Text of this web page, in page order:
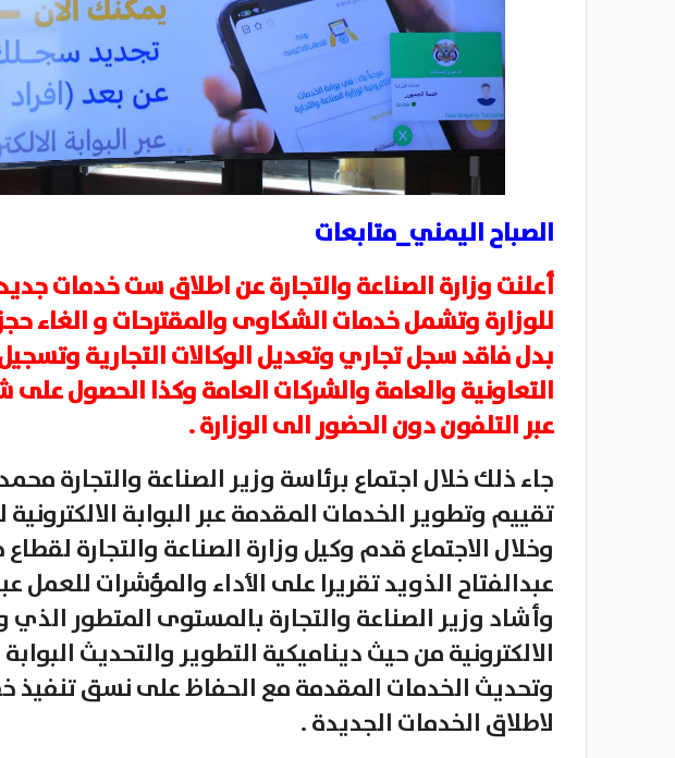
الصباح اليمني_متابعات
أعلنت وزارة الصناعة والتجارة عن اطلاق ست خدمات جديدة
للوزارة وتشمل خدمات الشكاوى والمقترحات و الغاء
بدل فاقد سجل تجاري وتعديل الوكالات التجارية
التعاونية والعامة والشركات العامة وكذا الحصول
عبر التلفون دون الحضور الى الوزارة .
جاء ذلك خلال اجتماع برئاسة وزير الصناعة والتجارة
تقييم وتطوير الخدمات المقدمة عبر البوابة الالكترونية
وخلال الاجتماع قدم وكيل وزارة الصناعة والتجارة
عبدالفتاح الذويد تقريرا على الأداء والمؤشرات للعمل عبر
وأشاد وزير الصناعة والتجارة بالمستوى المتطور الذي
الالكترونية من حيث ديناميكية التطوير والتحديث
وتحديث الخدمات المقدمة مع الحفاظ على نسق تنفيذ
لاطلاق الخدمات الجديدة .